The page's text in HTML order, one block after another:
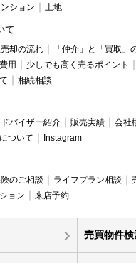
ション 土地
て
却の流れ
「仲介」と「買取」
用
少しでも高く売るポイント
相続相談
バイザー紹介 販売実績 会社
ついて
Instagram
のご相談 ライフプラン相談
ョン
来店予約
売買物件検